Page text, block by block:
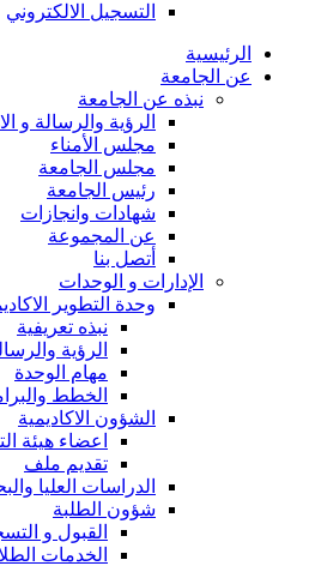
التسجيل الالكتروني
الرئيسية
عن الجامعة
نبذه عن الجامعة
الرؤية والرسالة و
مجلس الأمناء
مجلس الجامعة
رئيس الجامعة
شهادات وانجازات
عن المجموعة
أتصل بنا
الإدارات و الوحدات
وحدة التطوير
نبذه تعريفية
الرؤية
مهام الوحدة
الخطط
الشؤون الاكاديمية
اعضاء هيئة
تقديم ملف
الدراسات العليا
شؤون الطلبة
القبول و
الخدمات